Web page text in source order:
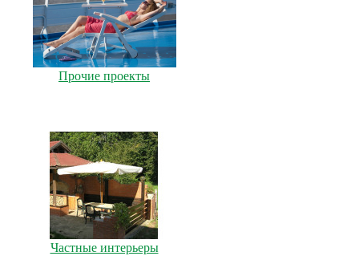
Прочие проекты
Частные интерьеры